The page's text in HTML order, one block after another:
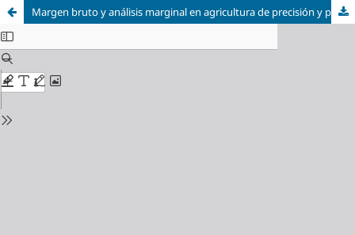
Margen bruto y análisis marginal en agricultura de precisión y por ambientes